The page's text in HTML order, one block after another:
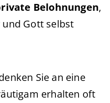
Belohnungen,
Gott selbst
Sie an eine
erhalten oft